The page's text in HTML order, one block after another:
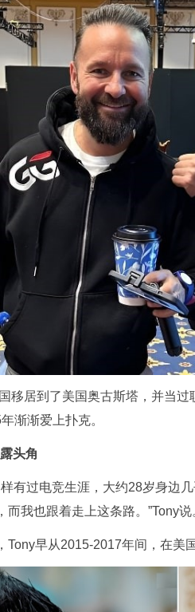
移居到了美国奥古斯塔，并当
渐渐爱上扑克。
头角
有过电竞生涯，大约28岁身边
我也跟着走上这条路。”Tony说
Tony早从2015-2017年间，在美